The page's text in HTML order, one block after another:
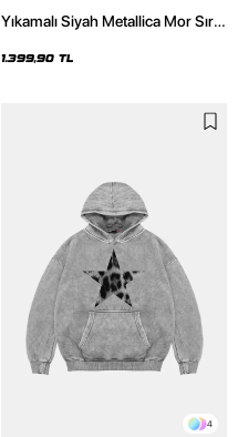
Yıkamalı Siyah Metallica Mor Sırt
Hoodie
1.399,90 TL
4